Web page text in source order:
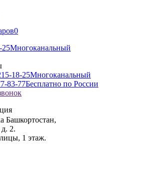
0
25Многоканальный
18-25Многоканальный
83-77Бесплатно по России
Башкортостан,
2.
1 этаж.